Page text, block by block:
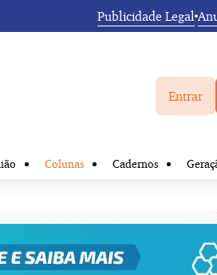
Publicidade Legal
Entrar
Colunas Cadernos